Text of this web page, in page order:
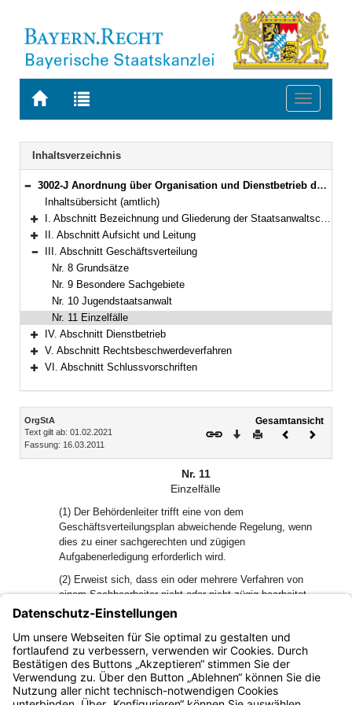
Zur
BAYERN.RECHT
Zur
letzten
Suche
Toggle
Navigation
Inhaltsverzeichnis
Bereich reduzieren
3002-J Anordnung über Organisation und Dienstbetrieb der Staatsanwaltschaften (OrgStA) Bekanntmachung des Bayerischen Staatsministeriums der Justiz und für Verbraucherschutz vom 16. März 2011, Az. 3262 - II - 3110/2010 (JMBl. S. 53)
Inhaltsübersicht (amtlich)
Bereich erweitern
I. Abschnitt Bezeichnung und Gliederung der Staatsanwaltschaften
Bereich erweitern
II. Abschnitt Aufsicht und Leitung
Bereich reduzieren
III. Abschnitt Geschäftsverteilung
Nr. 8 Grundsätze
Nr. 9 Besondere Sachgebiete
Nr. 10 Jugendstaatsanwalt
Nr. 11 Einzelfälle
Bereich erweitern
IV. Abschnitt Dienstbetrieb
Bereich erweitern
V. Abschnitt Rechtsbeschwerdeverfahren
VI. Abschnitt Schlussvorschriften
Inhalt
OrgStA
Text gilt ab: 01.02.2021
Fassung: 16.03.2011
Gesamtansicht
Download
DruckenVorheriges
Nr. 11
Einzelfälle
(1) Der Behördenleiter trifft eine von dem
Geschäftsverteilungsplan abweichende Regelung, wenn
dies zu einer sachgerechten und zügigen
Aufgabenerledigung erforderlich wird.
(2) Erweist sich, dass ein oder mehrere Verfahren von
einem Sachbearbeiter nicht oder nicht zügig bearbeitet
werden können, soll dieser von den sonstigen
Dienstgeschäften entlastet werden. Ist dies nicht möglich,
so wird die Bearbeitung einem oder mehreren anderen
Sachbearbeiter/Sachbearbeitern übertragen.
Bayern.de